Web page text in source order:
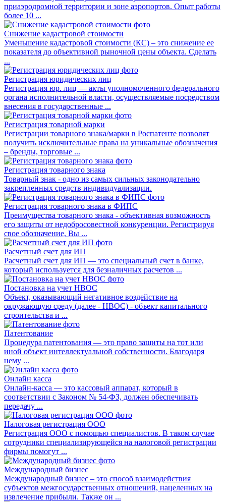
приаэродромной территории и зоне аэропортов. Опыт работы
более 10 ...
Снижение кадастровой стоимости
Уменьшение кадастровой стоимости (КС) – это снижение ее
показателя до объективной рыночной цены объекта. Сделать
...
Регистрация юридических лиц
Регистрация юр. лиц — акты уполномоченного федерального
органа исполнительной власти, осуществляемые посредством
внесения в государственные ...
Регистрация товарной марки
Регистрации товарного знака/марки в Роспатенте позволят
получить исключительные права на уникальные обозначения
– бренды, торговые ...
Регистрация товарного знака
Товарный знак - одно из самых сильных законодательно
закрепленных средств индивидуализации.
Регистрация товарного знака в ФИПС
Преимущества товарного знака - объективная возможность
его защиты от недобросовестной конкуренции. Регистрируя
свое обозначение, Вы ...
Расчетный счет для ИП
Расчетный счет для ИП — это специальный счет в банке,
который используется для безналичных расчетов ...
Постановка на учет НВОС
Объект, оказывающий негативное воздействие на
окружающую среду (далее - НВОС) - объект капитального
строительства и ...
Патентование
Процедура патентования — это право защиты на тот или
иной объект интеллектуальной собственности. Благодаря
нему ...
Онлайн касса
Онлайн-касса — это кассовый аппарат, который в
соответствии с Законом № 54-ФЗ, должен обеспечивать
передачу ...
Налоговая регистрация ООО
Регистрация ООО с помощью специалистов. В таком случае
сотрудники специализирующейся на налоговой регистрации
фирмы помогут ...
Международный бизнес
Международный бизнес – это способ взаимодействия
субъектов межгосударственных отношений, нацеленных на
извлечение прибыли. Также он ...